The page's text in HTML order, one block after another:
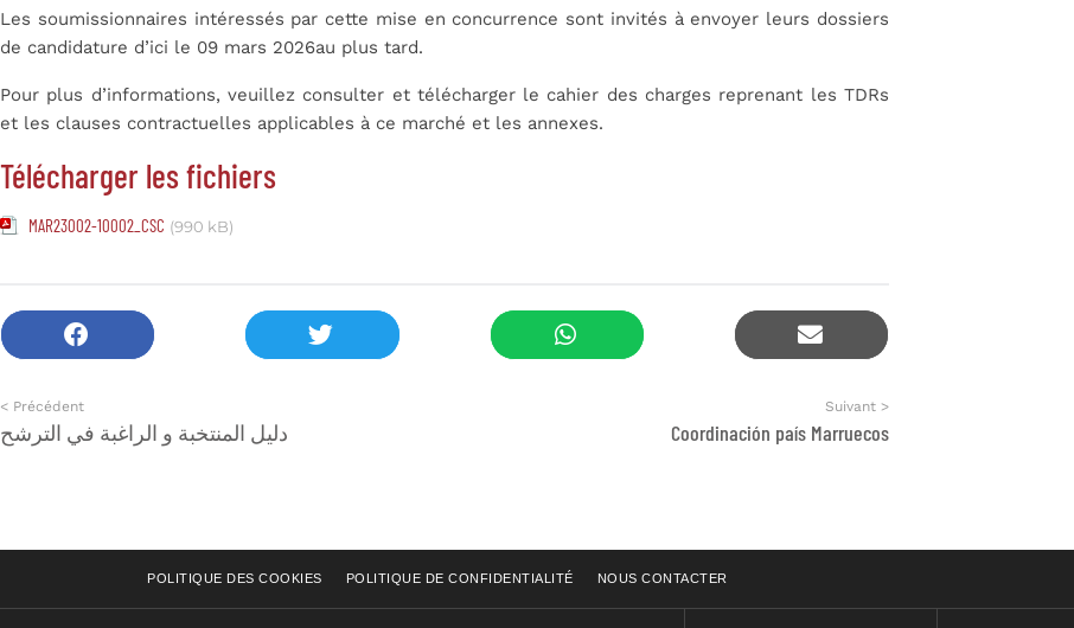
Les soumissionnaires intéressés par cette mise en concurrence sont invités à envoyer leurs dossiers
de candidature d’ici le 09 mars 2026au plus tard.
Pour plus d’informations, veuillez consulter et télécharger le cahier des charges reprenant les TDRs
et les clauses contractuelles applicables à ce marché et les annexes.
Télécharger les fichiers
MAR23002-10002_CSC (990 kB)
< Précédent
دليل المنتخبة و الراغبة في الترشح
Suivant >
Coordinación país Marruecos
POLITIQUE DES COOKIES POLITIQUE DE CONFIDENTIALITÉ NOUS CONTACTER